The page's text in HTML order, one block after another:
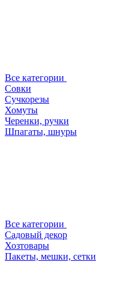
Все категории
Совки
Сучкорезы
Хомуты
Черенки, ручки
Шпагаты, шнуры
Все категории
Садовый декор
Хозтовары
Пакеты, мешки, сетки